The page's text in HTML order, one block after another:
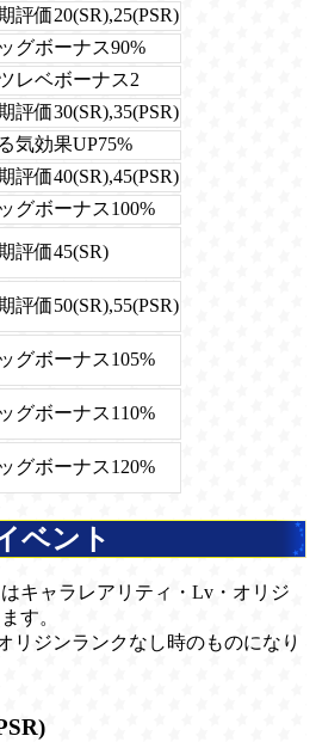
評価20(SR),25(PSR)
グボーナス90%
レベボーナス2
評価30(SR),35(PSR)
気効果UP75%
評価40(SR),45(PSR)
グボーナス100%
評価45(SR)
評価50(SR),55(PSR)
グボーナス105%
グボーナス110%
グボーナス120%
ベント
キャラレアリティ・Lv・オリジ
す。
リジンランクなし時のものになり